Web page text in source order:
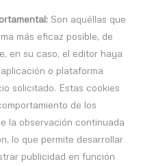
Son aquéllas que
más eficaz posible, de
en su caso, el editor haya
o plataforma
solicitado. Estas cookies
de los
la observación continuada
lo que permite desarrollar
publicidad en función